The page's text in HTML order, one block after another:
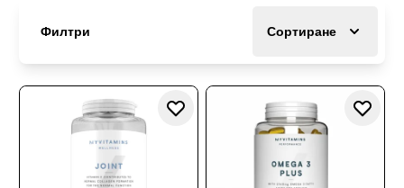
Филтри Сортиране